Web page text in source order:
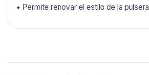
• Permite renovar el estilo de la pulsera